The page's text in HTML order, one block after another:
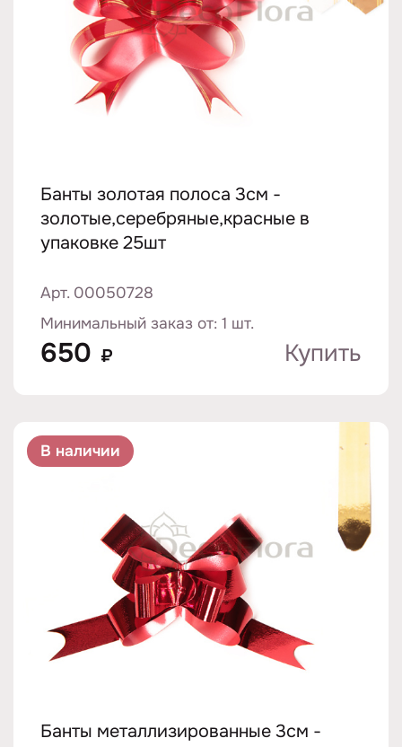
Банты золотая полоса 3см -
золотые,серебряные,красные в
упаковке 25шт
Арт. 00050728
Минимальный заказ от: 1 шт.
650 ₽ Купить
В наличии
Банты металлизированные 3см -